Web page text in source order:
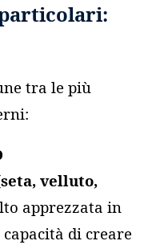
tra le più
seta, velluto,
apprezzata in
di creare